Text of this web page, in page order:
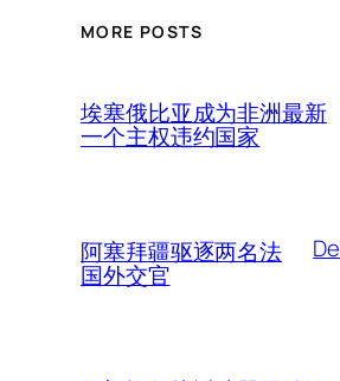
MORE POSTS
埃塞俄比亚成为非洲最新
一个主权违约国家
阿塞拜疆驱逐两名法
国外交官